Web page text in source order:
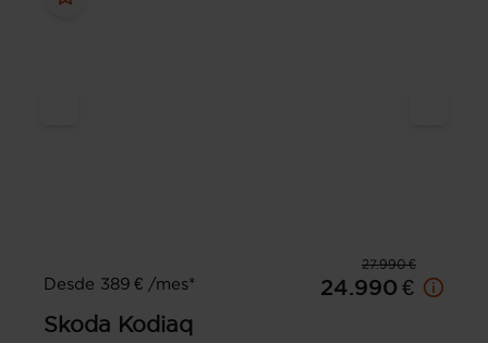
27.990 €
Desde 389 € /mes*
24.990 €
Skoda Kodiaq